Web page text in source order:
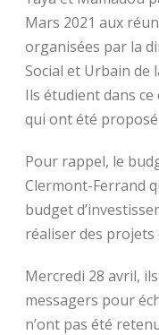
Mars 2021 aux
organisées par la
Social et Urbain de
Ils étudient dans
qui ont été
Pour rappel, le
Clermont-Ferrand
budget
réaliser des projets
Mercredi 28 avril,
messagers pour
n’ont pas été